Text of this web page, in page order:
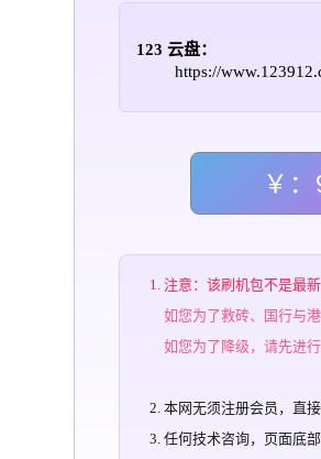
123 云盘：
https://
￥
注意：该刷机包不是最
如您为了救砖、国行与
如您为了降级，请先进行
本网无须注册会员，直
任何技术咨询，页面底